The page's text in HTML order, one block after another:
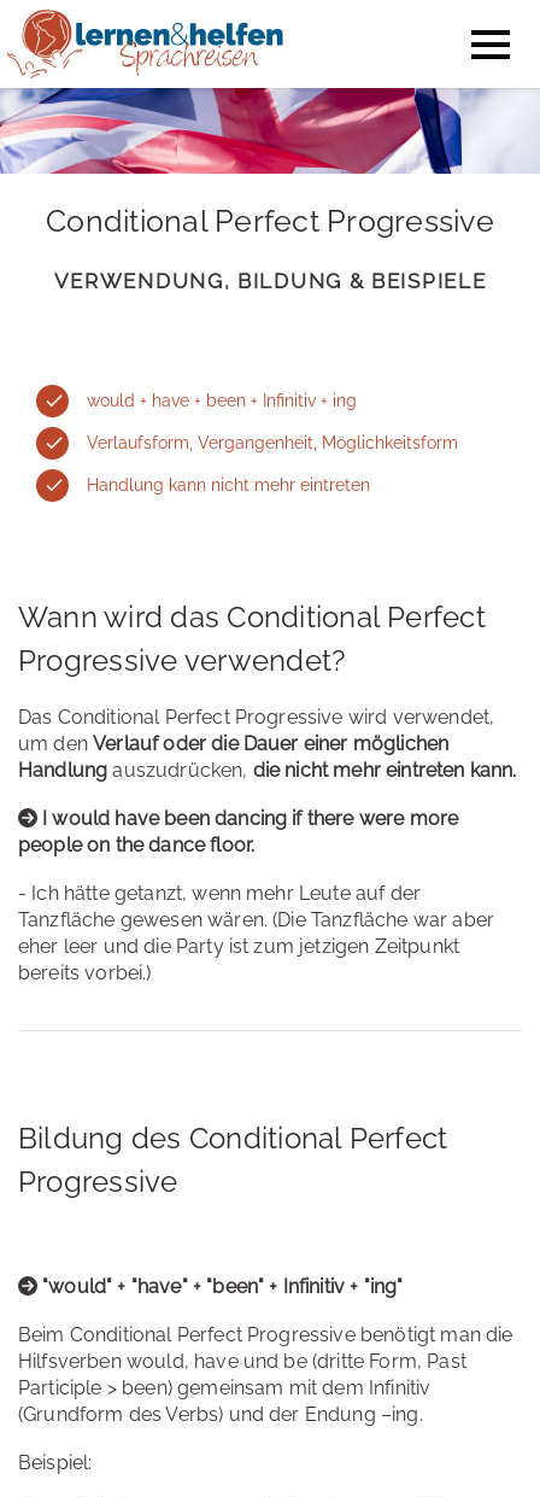
Conditional Perfect Progressive
VERWENDUNG, BILDUNG & BEISPIELE
would + have + been + Infinitiv + ing
Verlaufsform, Vergangenheit, Möglichkeitsform
Handlung kann nicht mehr eintreten
Wann wird das Conditional Perfect
Progressive verwendet?
Das Conditional Perfect Progressive wird verwendet,
um denVerlauf oder die Dauer einer möglichen
Handlung auszudrücken, die nicht mehr eintreten kann.
I would have been dancing if there were more
people on the dance floor.
- Ich hätte getanzt, wenn mehr Leute auf der
Tanzfläche gewesen wären. (Die Tanzfläche war aber
eher leer und die Party ist zum jetzigen Zeitpunkt
bereits vorbei.)
Bildung des Conditional Perfect
Progressive
"would" + "have" + "been" + Infinitiv + "ing"
Beim Conditional Perfect Progressive benötigt man die
Hilfsverben would, have und be (dritte Form, Past
Participle > been) gemeinsam mit dem Infinitiv
(Grundform des Verbs) und der Endung –ing.
Beispiel: